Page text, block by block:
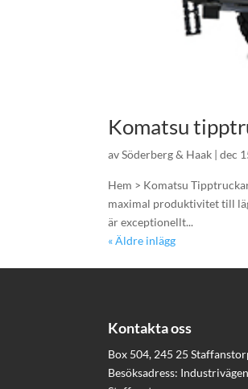
Komatsu
avSöderberg & Haak |dec
Hem > Komatsu
maximal produktivitet till
är exceptionellt...
« Äldre inlägg
Kontakta oss
Box 504, 245 25
Besöksadress: